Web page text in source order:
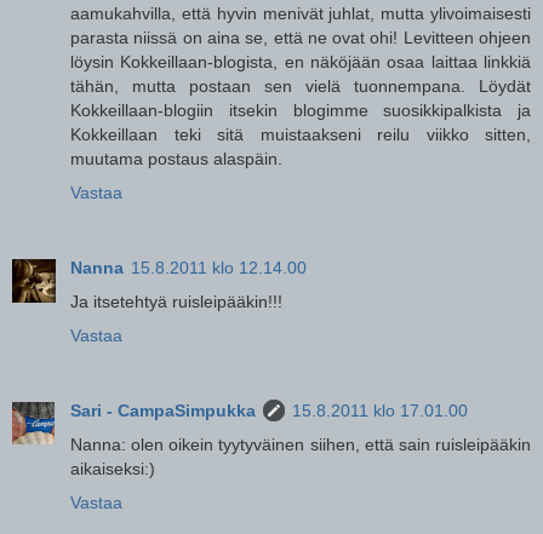
aamukahvilla, että hyvin menivät juhlat, mutta ylivoimaisesti
parasta niissä on aina se, että ne ovat ohi! Levitteen ohjeen
löysin Kokkeillaan-blogista, en näköjään osaa laittaa linkkiä
tähän, mutta postaan sen vielä tuonnempana. Löydät
Kokkeillaan-blogiin itsekin blogimme suosikkipalkista ja
Kokkeillaan teki sitä muistaakseni reilu viikko sitten,
muutama postaus alaspäin.
Vastaa
Nanna 15.8.2011 klo 12.14.00
Ja itsetehtyä ruisleipääkin!!!
Vastaa
Sari - CampaSimpukka
15.8.2011 klo 17.01.00
Nanna: olen oikein tyytyväinen siihen, että sain ruisleipääkin
aikaiseksi:)
Vastaa